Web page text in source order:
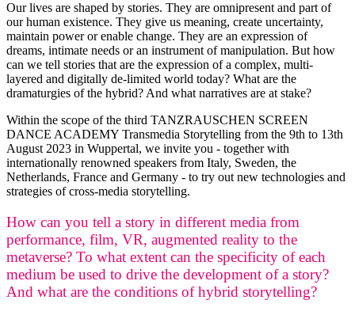
Our lives are shaped by stories. They are omnipresent and part of
our human existence. They give us meaning, create uncertainty,
maintain power or enable change. They are an expression of
dreams, intimate needs or an instrument of manipulation. But how
can we tell stories that are the expression of a complex, multi-
layered and digitally de-limited world today? What are the
dramaturgies of the hybrid? And what narratives are at stake?
Within the scope of the third TANZRAUSCHEN SCREEN
DANCE ACADEMY Transmedia Storytelling from the 9th to 13th
August 2023 in Wuppertal, we invite you - together with
internationally renowned speakers from Italy, Sweden, the
Netherlands, France and Germany - to try out new technologies and
strategies of cross-media storytelling.
How can you tell a story in different media from
performance, film, VR, augmented reality to the
metaverse? To what extent can the specificity of each
medium be used to drive the development of a story?
And what are the conditions of hybrid storytelling?